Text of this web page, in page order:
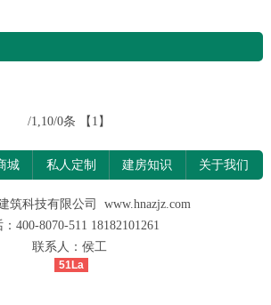
/1,10/0条 【1】
城 私人定制 建房知识 关于我们
筑科技有限公司 www.hnazjz.com
400-8070-511 18182101261
联系人：侯工
51La